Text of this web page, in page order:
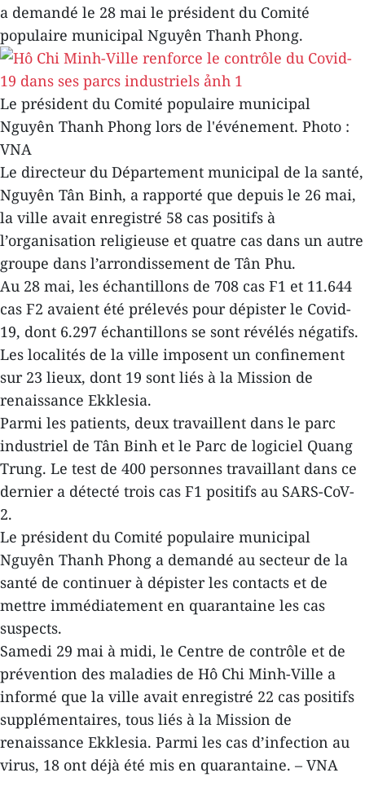
a demandé le 28 mai le président du Comité
populaire municipal Nguyên Thanh Phong.
Le président du Comité populaire municipal
Nguyên Thanh Phong lors de l'événement. Photo :
VNA
Le directeur du Département municipal de la santé,
Nguyên Tân Binh, a rapporté que depuis le 26 mai,
la ville avait enregistré 58 cas positifs à
l’organisation religieuse et quatre cas dans un autre
groupe dans l’arrondissement de Tân Phu.
Au 28 mai, les échantillons de 708 cas F1 et 11.644
cas F2 avaient été prélevés pour dépister le Covid-
19, dont 6.297 échantillons se sont révélés négatifs.
Les localités de la ville imposent un confinement
sur 23 lieux, dont 19 sont liés à la Mission de
renaissance Ekklesia.
Parmi les patients, deux travaillent dans le parc
industriel de Tân Binh et le Parc de logiciel Quang
Trung. Le test de 400 personnes travaillant dans ce
dernier a détecté trois cas F1 positifs au SARS-CoV-
2.
Le président du Comité populaire municipal
Nguyên Thanh Phong a demandé au secteur de la
santé de continuer à dépister les contacts et de
mettre immédiatement en quarantaine les cas
suspects.
Samedi 29 mai à midi, le Centre de contrôle et de
prévention des maladies de Hô Chi Minh-Ville a
informé que la ville avait enregistré 22 cas positifs
supplémentaires, tous liés à la Mission de
renaissance Ekklesia. Parmi les cas d’infection au
virus, 18 ont déjà été mis en quarantaine. – VNA